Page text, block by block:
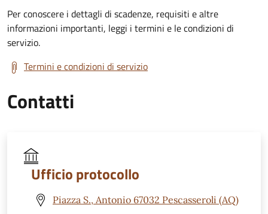
Per conoscere i dettagli di scadenze, requisiti e altre
informazioni importanti, leggi i termini e le condizioni di
servizio.
Termini e condizioni di servizio
Contatti
Ufficio protocollo
Piazza S., Antonio 67032 Pescasseroli (AQ)